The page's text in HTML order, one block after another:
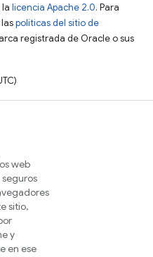
licencia Apache 2.0. Para
políticas del sitio de
registrada de Oracle o sus
web
sitio,
y
en ese